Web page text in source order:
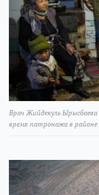
Врач Жийдекуль Ырысбаева
время патронажа в